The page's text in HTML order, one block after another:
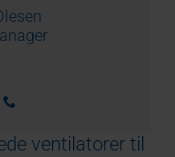
ventilatorer til